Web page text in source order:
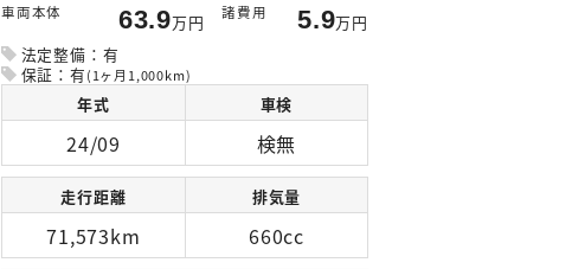
車両本体 63.9万円 諸費用 5.9万円
法定整備：有
保証：有(1ヶ月1,000km)
年式 車検
24/09 検無
走行距離 排気量
71,573km 660cc